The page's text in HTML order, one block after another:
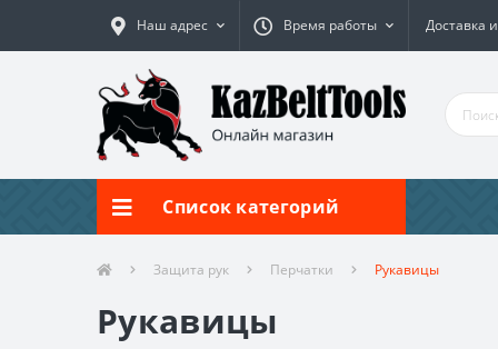
Наш адрес Время работы Доставка
Список категорий
Защита рук Перчатки Рукавицы
Рукавицы